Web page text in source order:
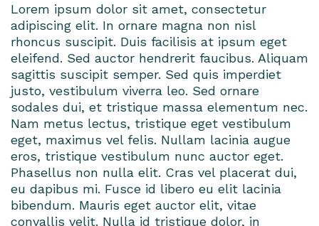
Lorem ipsum dolor sit amet, consectetur
adipiscing elit. In ornare magna non nisl
rhoncus suscipit. Duis facilisis at ipsum eget
eleifend. Sed auctor hendrerit faucibus. Aliquam
sagittis suscipit semper. Sed quis imperdiet
justo, vestibulum viverra leo. Sed ornare
sodales dui, et tristique massa elementum nec.
Nam metus lectus, tristique eget vestibulum
eget, maximus vel felis. Nullam lacinia augue
eros, tristique vestibulum nunc auctor eget.
Phasellus non nulla elit. Cras vel placerat dui,
eu dapibus mi. Fusce id libero eu elit lacinia
bibendum. Mauris eget auctor elit, vitae
convallis velit. Nulla id tristique dolor, in